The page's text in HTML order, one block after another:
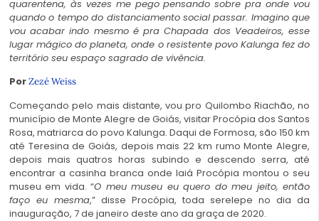
quarentena, às vezes me pego pensando sobre pra onde vou
quando o tempo do distanciamento social passar. Imagino que
vou acabar indo mesmo é pra Chapada dos Veadeiros, esse
lugar mágico do planeta, onde o resistente povo Kalunga fez do
território seu espaço sagrado de vivência.
PorZezé Weiss
Começando pelo mais distante, vou pro Quilombo Riachão, no
município de Monte Alegre de Goiás, visitar Procópia dos Santos
Rosa, matriarca do povo Kalunga. Daqui de Formosa, são 150 km
até Teresina de Goiás, depois mais 22 km rumo Monte Alegre,
depois mais quatros horas subindo e descendo serra, até
encontrar a casinha branca onde Iaiá Procópia montou o seu
museu em vida. “O meu museu eu quero do meu jeito, então
faço eu mesma,” disse Procópia, toda serelepe no dia da
inauguração, 7 de janeiro deste ano da graça de 2020.